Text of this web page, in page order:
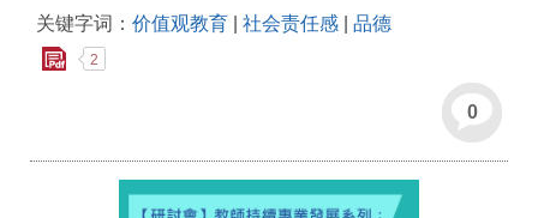
关键字词： 价值观教育 社会责任感 品德
2
0